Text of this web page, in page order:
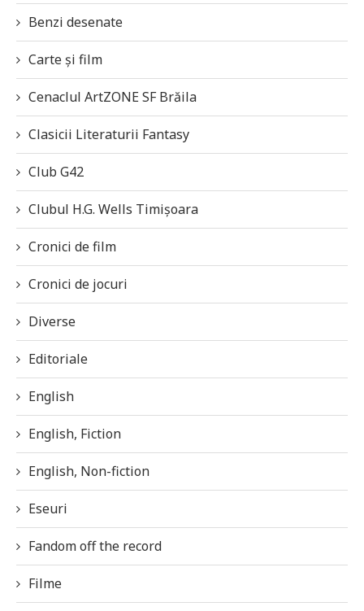
Benzi desenate
Carte și film
Cenaclul ArtZONE SF Brăila
Clasicii Literaturii Fantasy
Club G42
Clubul H.G. Wells Timișoara
Cronici de film
Cronici de jocuri
Diverse
Editoriale
English
English, Fiction
English, Non-fiction
Eseuri
Fandom off the record
Filme